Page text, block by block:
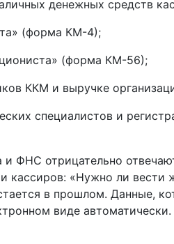
денежных средств
(форма КМ-4);
(форма КМ-56);
ККМ и выручке
специалистов и
ФНС отрицательно
кассиров: «Нужно ли вести
в прошлом. Данные,
виде